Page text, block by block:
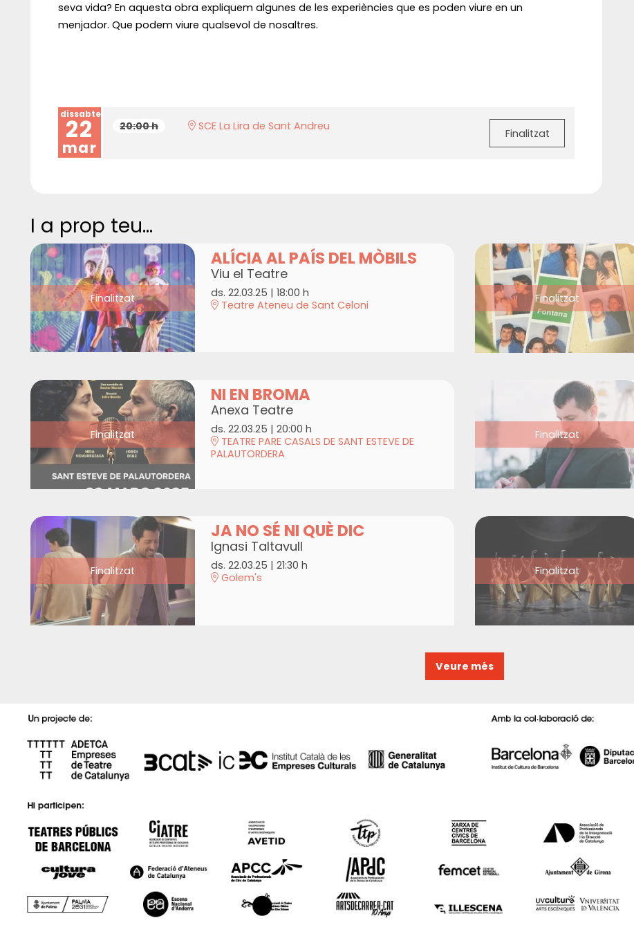
seva vida? En aquesta obra expliquem algunes de les experiències que es poden viure en un
menjador. Que podem viure qualsevol de nosaltres.
dissabte
22
mar
20:00 h SCE La Lira de Sant Andreu
Finalitzat
I a prop teu...
Finalitzat
ALÍCIA AL PAÍS DEL MÒBILS
Viu el Teatre
ds. 22.03.25 | 18:00 h
Teatre Ateneu de Sant Celoni
Finalitzat
Finalitzat
NI EN BROMA
Anexa Teatre
ds. 22.03.25 | 20:00 h
TEATRE PARE CASALS DE SANT ESTEVE DE
PALAUTORDERA
Finalitzat
Finalitzat
JA NO SÉ NI QUÈ DIC
Ignasi Taltavull
ds. 22.03.25 | 21:30 h
Golem's
Finalitzat
Veure més